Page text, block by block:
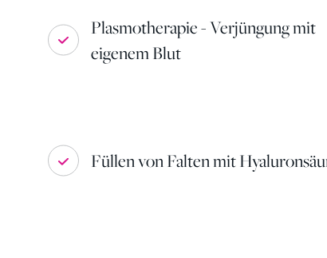
Plasmotherapie - Verjüngung mit
eigenem Blut
Füllen von Falten mit